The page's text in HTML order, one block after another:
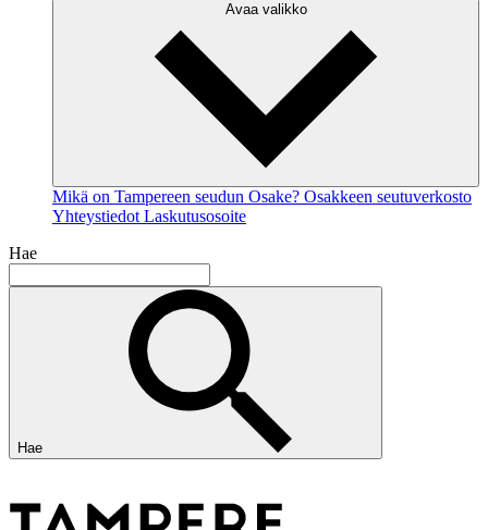
Avaa valikko
Mikä on Tampereen seudun Osake? Osakkeen seutuverkosto
Yhteystiedot Laskutusosoite
Hae
Hae